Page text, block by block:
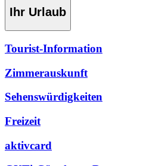
Ihr Urlaub
Tourist-Information
Zimmerauskunft
Sehenswürdigkeiten
Freizeit
aktivcard